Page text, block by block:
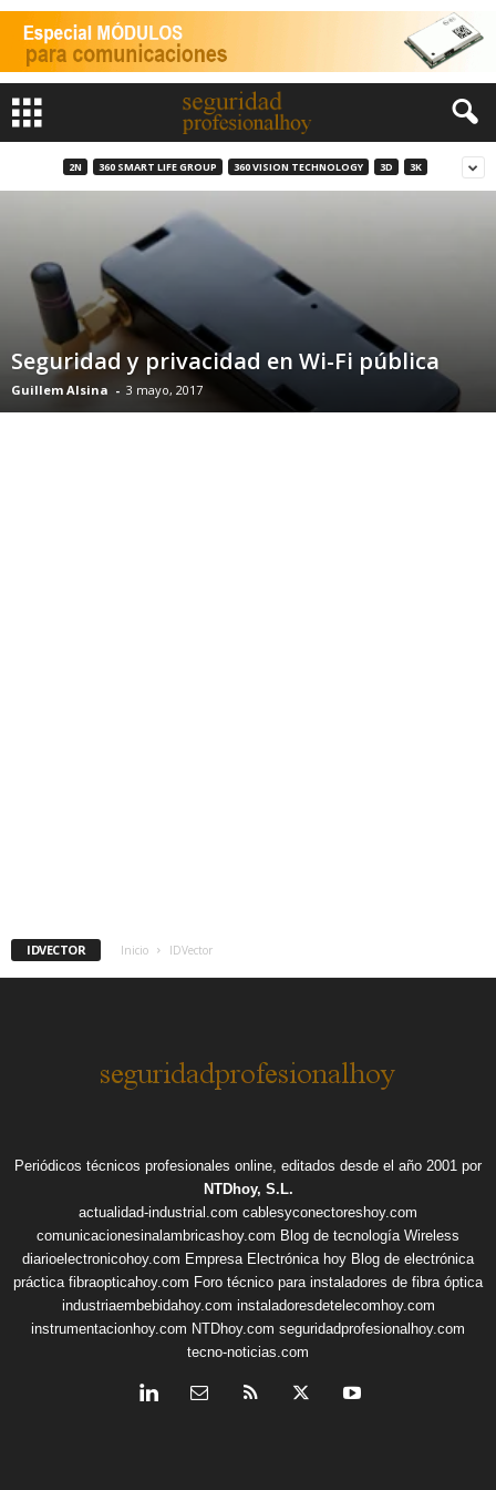
2N 360 SMART LIFE GROUP 360 VISION TECHNOLOGY 3D 3K
Seguridad y privacidad en Wi-Fi pública
Guillem Alsina - 3 mayo, 2017
IDVECTOR Inicio IDVector
Periódicos técnicos profesionales online, editados desde el año 2001 por
NTDhoy, S.L.
actualidad-industrial.com cablesyconectoreshoy.com
comunicacionesinalambricashoy.com Blog de tecnología Wireless
diarioelectronicohoy.com Empresa Electrónica hoy Blog de electrónica
práctica fibraopticahoy.com Foro técnico para instaladores de fibra óptica
industriaembebidahoy.com instaladoresdetelecomhoy.com
instrumentacionhoy.com NTDhoy.com seguridadprofesionalhoy.com
tecno-noticias.com